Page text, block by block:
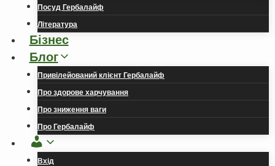
Посуд Гербалайф
Література
Бізнес
Блог
Привілейований клієнт Гербалайф
Про здорове харчування
Про зниження ваги
Про Гербалайф
Обліковий
запис
Вхід